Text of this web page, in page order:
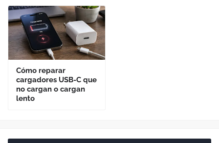
Cómo reparar
cargadores USB-C que
no cargan o cargan
lento